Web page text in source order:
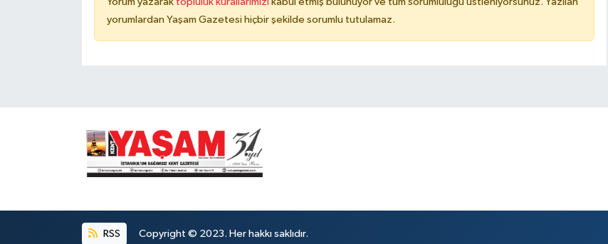
yorumlardan Yaşam Gazetesi hiçbir şekilde sorumlu tutulamaz.
RSS Copyright © 2023. Her hakkı saklıdır.